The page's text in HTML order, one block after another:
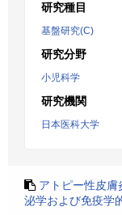
研究種目
基盤研究(C)
研究分野
小児科学
研究機関
日本医科大学
アトピー性皮
泌学および免疫学